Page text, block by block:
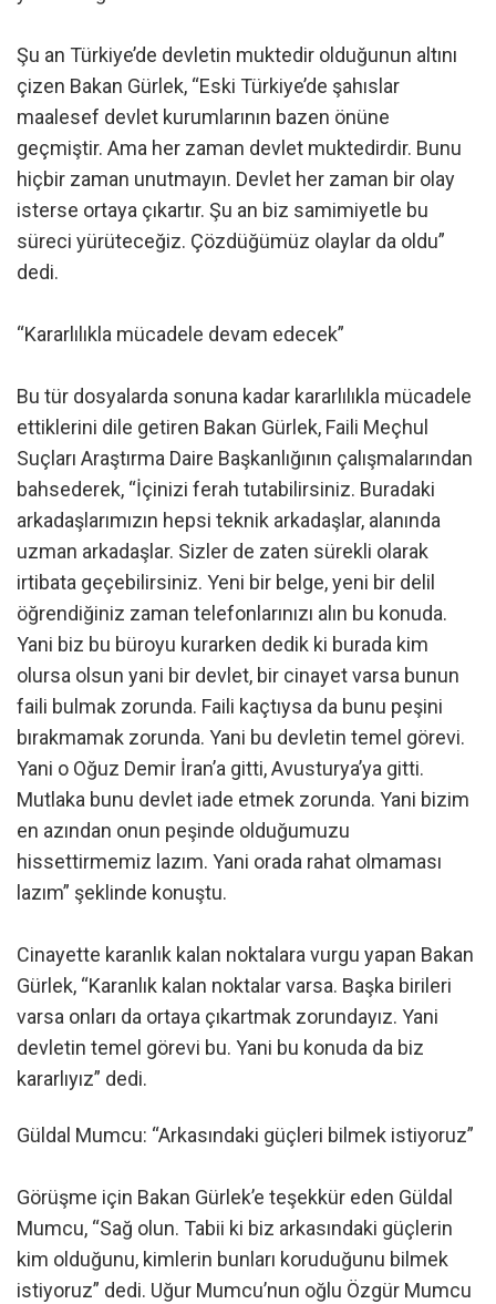
Şu an Türkiye’de devletin muktedir olduğunun altını
çizen Bakan Gürlek, “Eski Türkiye’de şahıslar
maalesef devlet kurumlarının bazen önüne
geçmiştir. Ama her zaman devlet muktedirdir. Bunu
hiçbir zaman unutmayın. Devlet her zaman bir olay
isterse ortaya çıkartır. Şu an biz samimiyetle bu
süreci yürüteceğiz. Çözdüğümüz olaylar da oldu”
dedi.
“Kararlılıkla mücadele devam edecek”
Bu tür dosyalarda sonuna kadar kararlılıkla mücadele
ettiklerini dile getiren Bakan Gürlek, Faili Meçhul
Suçları Araştırma Daire Başkanlığının çalışmalarından
bahsederek, “İçinizi ferah tutabilirsiniz. Buradaki
arkadaşlarımızın hepsi teknik arkadaşlar, alanında
uzman arkadaşlar. Sizler de zaten sürekli olarak
irtibata geçebilirsiniz. Yeni bir belge, yeni bir delil
öğrendiğiniz zaman telefonlarınızı alın bu konuda.
Yani biz bu büroyu kurarken dedik ki burada kim
olursa olsun yani bir devlet, bir cinayet varsa bunun
faili bulmak zorunda. Faili kaçtıysa da bunu peşini
bırakmamak zorunda. Yani bu devletin temel görevi.
Yani o Oğuz Demir İran’a gitti, Avusturya’ya gitti.
Mutlaka bunu devlet iade etmek zorunda. Yani bizim
en azından onun peşinde olduğumuzu
hissettirmemiz lazım. Yani orada rahat olmaması
lazım” şeklinde konuştu.
Cinayette karanlık kalan noktalara vurgu yapan Bakan
Gürlek, “Karanlık kalan noktalar varsa. Başka birileri
varsa onları da ortaya çıkartmak zorundayız. Yani
devletin temel görevi bu. Yani bu konuda da biz
kararlıyız” dedi.
Güldal Mumcu: “Arkasındaki güçleri bilmek istiyoruz”
Görüşme için Bakan Gürlek’e teşekkür eden Güldal
Mumcu, “Sağ olun. Tabii ki biz arkasındaki güçlerin
kim olduğunu, kimlerin bunları koruduğunu bilmek
istiyoruz” dedi. Uğur Mumcu’nun oğlu Özgür Mumcu